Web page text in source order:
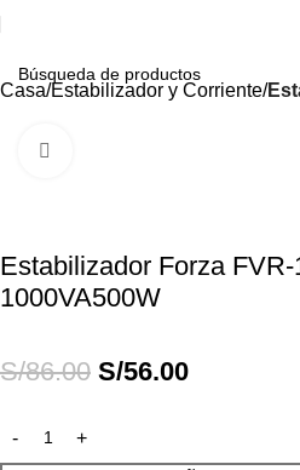
Casa Estabilizador y Corriente
Estabilizador Forza
1000VA500W
S/86.00 S/56.00